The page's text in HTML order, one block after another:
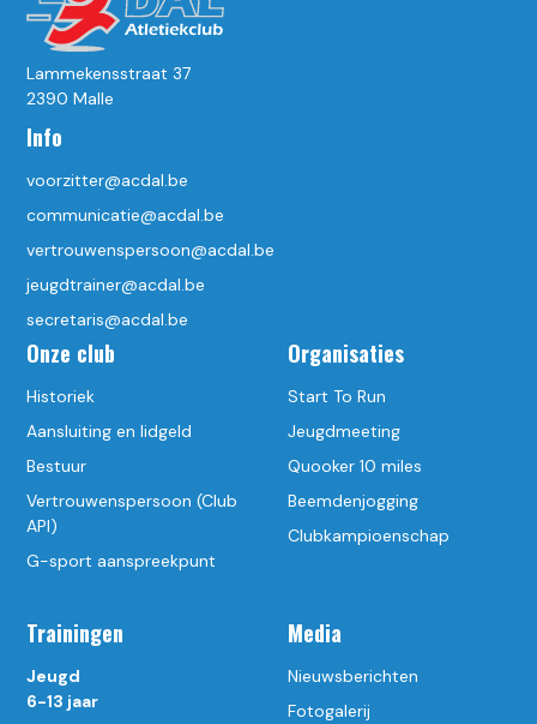
Lammekensstraat 37
2390 Malle
Info
voorzitter@acdal.be
communicatie@acdal.be
vertrouwenspersoon@acdal.be
jeugdtrainer@acdal.be
secretaris@acdal.be
Onze club
Historiek
Aansluiting en lidgeld
Bestuur
Vertrouwenspersoon (Club
API)
G-sport aanspreekpunt
Trainingen
Jeugd
6-13 jaar
Organisaties
Start To Run
Jeugdmeeting
Quooker 10 miles
Beemdenjogging
Clubkampioenschap
Media
Nieuwsberichten
Fotogalerij